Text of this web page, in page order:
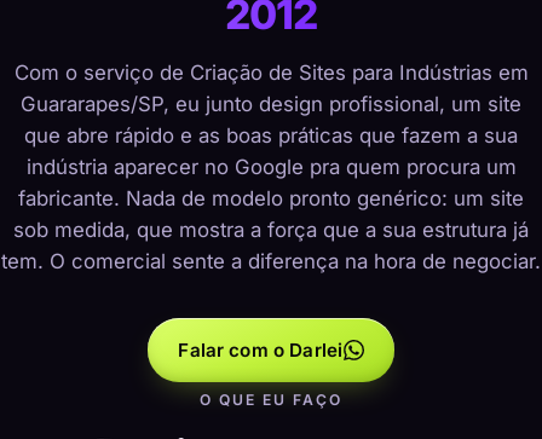
2012
Com o serviço de Criação de Sites para Indústrias em
Guararapes/SP, eu junto design profissional, um site
que abre rápido e as boas práticas que fazem a sua
indústria aparecer no Google pra quem procura um
fabricante. Nada de modelo pronto genérico: um site
sob medida, que mostra a força que a sua estrutura já
tem. O comercial sente a diferença na hora de negociar.
Falar com o Darlei
O QUE EU FAÇO